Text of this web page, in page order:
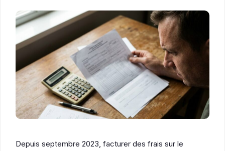
Depuis septembre 2023, facturer des frais sur le